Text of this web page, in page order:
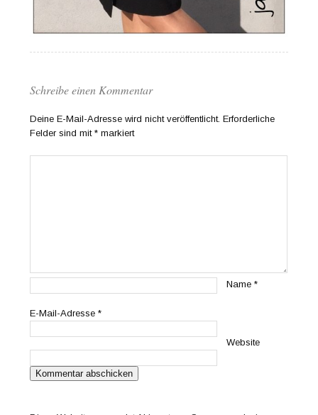
Schreibe einen Kommentar
Deine E-Mail-Adresse wird nicht veröffentlicht. Erforderliche
Felder sind mit* markiert
Name*
E-Mail-Adresse*
Website